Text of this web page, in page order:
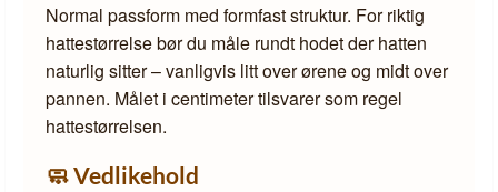
Normal passform med formfast struktur. For riktig
hattestørrelse bør du måle rundt hodet der hatten
naturlig sitter – vanligvis litt over ørene og midt over
pannen. Målet i centimeter tilsvarer som regel
hattestørrelsen.
🧼 Vedlikehold